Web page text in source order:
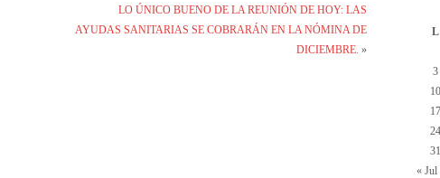
LO ÚNICO BUENO DE LA REUNIÓN DE HOY: LAS
AYUDAS SANITARIAS SE COBRARÁN EN LA NÓMINA DE
DICIEMBRE. »
L
3
10
17
24
31
« Jul